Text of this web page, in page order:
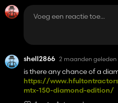
shell2866 2 maanden geleden
is there any chance of a
https://
mtx-150-diamond-edition/